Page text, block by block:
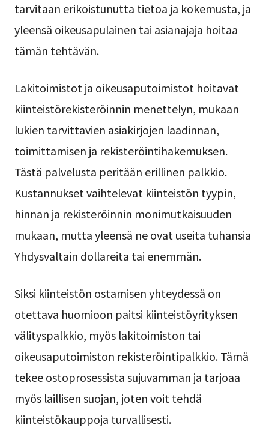
tarvitaan erikoistunutta tietoa ja kokemusta, ja
yleensä oikeusapulainen tai asianajaja hoitaa
tämän tehtävän.
Lakitoimistot ja oikeusaputoimistot hoitavat
kiinteistörekisteröinnin menettelyn, mukaan
lukien tarvittavien asiakirjojen laadinnan,
toimittamisen ja rekisteröintihakemuksen.
Tästä palvelusta peritään erillinen palkkio.
Kustannukset vaihtelevat kiinteistön tyypin,
hinnan ja rekisteröinnin monimutkaisuuden
mukaan, mutta yleensä ne ovat useita tuhansia
Yhdysvaltain dollareita tai enemmän.
Siksi kiinteistön ostamisen yhteydessä on
otettava huomioon paitsi kiinteistöyrityksen
välityspalkkio, myös lakitoimiston tai
oikeusaputoimiston rekisteröintipalkkio. Tämä
tekee ostoprosessista sujuvamman ja tarjoaa
myös laillisen suojan, joten voit tehdä
kiinteistökauppoja turvallisesti.